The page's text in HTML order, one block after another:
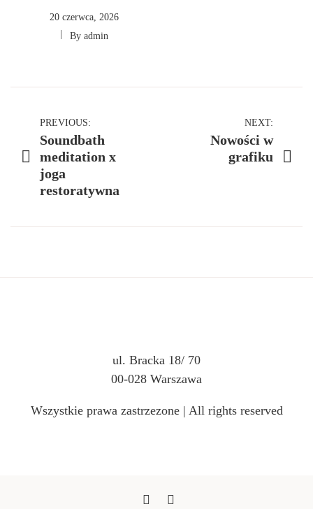
20 czerwca, 2026
By admin
Nawigacja
wpisu
PREVIOUS:
Soundbath
meditation x
joga
restoratywna
NEXT:
Nowości w
grafiku
ul. Bracka 18/ 70
00-028 Warszawa
Wszystkie prawa zastrzezone | All rights reserved